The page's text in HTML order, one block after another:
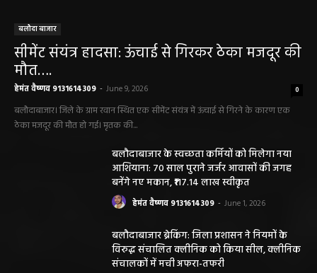
बलौदा बाजार
सीमेंट संयंत्र हादसा: ऊंचाई से गिरकर ठेका मजदूर की
मौत….
हेमंत वैष्णव 9131614309 - June 9, 2026 0
बलौदाबाजार। जिले के ग्राम रवान स्थित एक सीमेंट संयंत्र में ऊंचाई से गिरने के कारण एक
ठेका मजदूर की मौत हो गई। मृतक की...
बलौदाबाजार के स्वच्छता कर्मियों को मिलेगा नया
आशियाना: 70 साल पुराने जर्जर आवासों की जगह
बनेंगे नए मकान, ₹117.14 लाख स्वीकृत
हेमंत वैष्णव 9131614309 - June 1, 2026
बलौदाबाजार ब्रेकिंग: जिला प्रशासन ने नियमों के
विरुद्ध संचालित क्लीनिक को किया सील, क्लीनिक
संचालकों में मची अफरा-तफरी